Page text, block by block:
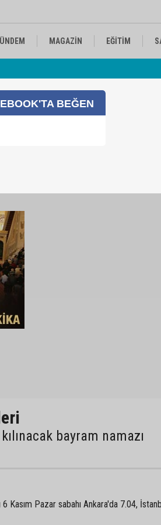
MAGAZİN EĞİTİM
bayram namazı
6 Kasım Pazar sabahı Ankara'da 7.04,
BEĞEN